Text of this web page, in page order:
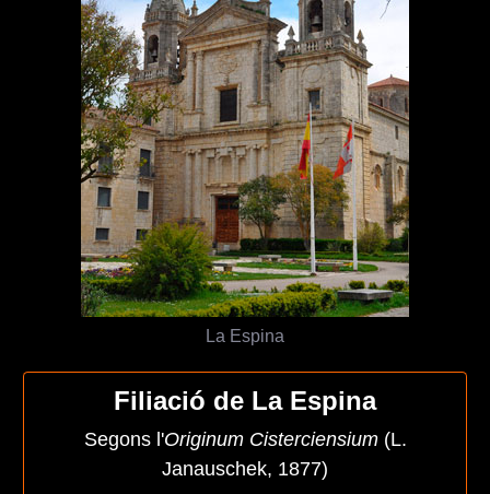
La Espina
Filiació de La Espina
Segons l'Originum Cisterciensium(L.
Janauschek, 1877)